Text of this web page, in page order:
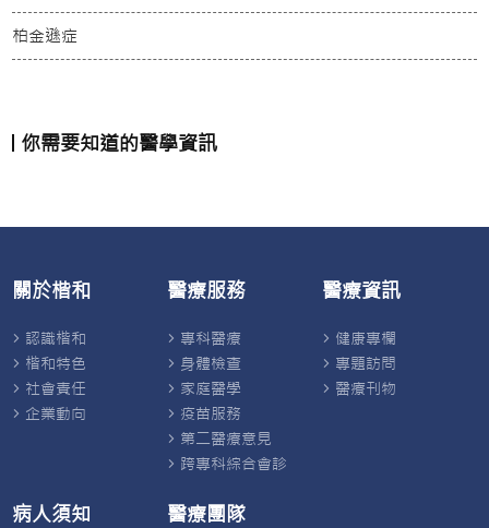
柏金遜症
你需要知道的醫學資訊
關於楷和
認識楷和
楷和特色
社會責任
企業動向
醫療服務
專科醫療
身體檢查
家庭醫學
疫苗服務
第二醫療意見
跨專科綜合會診
醫療資訊
健康專欄
專題訪問
醫療刊物
病人須知 醫療團隊